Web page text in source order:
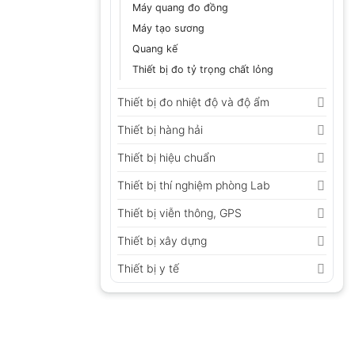
Máy quang đo đồng
Máy tạo sương
Quang kế
Thiết bị đo tỷ trọng chất lỏng
Thiết bị đo nhiệt độ và độ ẩm
Thiết bị hàng hải
Thiết bị hiệu chuẩn
Thiết bị thí nghiệm phòng Lab
Thiết bị viễn thông, GPS
Thiết bị xây dựng
Thiết bị y tế